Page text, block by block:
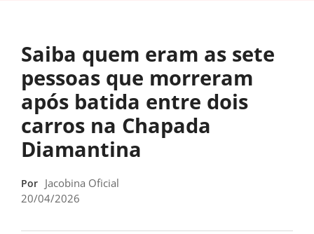
Saiba quem eram as sete
pessoas que morreram
após batida entre dois
carros na Chapada
Diamantina
Por Jacobina Oficial
20/04/2026